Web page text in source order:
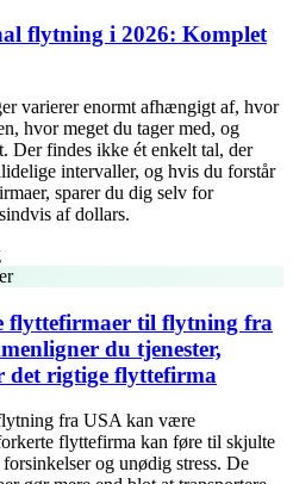
flytning i 2026: Komplet
varierer enormt afhængigt af, hvor
hvor meget du tager med, og
Der findes ikke ét enkelt tal, der
intervaller, og hvis du forstår
sparer du dig selv for
af dollars.
flyttefirmaer til flytning fra
du tjenester,
det rigtige flyttefirma
fra USA kan være
flyttefirma kan føre til skjulte
og unødig stress. De